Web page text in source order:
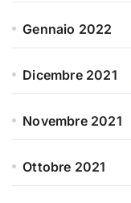
Gennaio 2022
Dicembre 2021
Novembre 2021
Ottobre 2021